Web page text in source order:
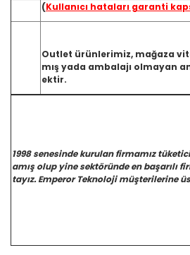
(Kullanıcı hataları garanti
Outlet ürünlerimiz, mağaza
mış yada ambalajı olmayan
ektir.
1998 senesinde kurulan firmamız
amış olup yine sektöründe en başarılı
tayız. Emperor Teknoloji müşterilerine